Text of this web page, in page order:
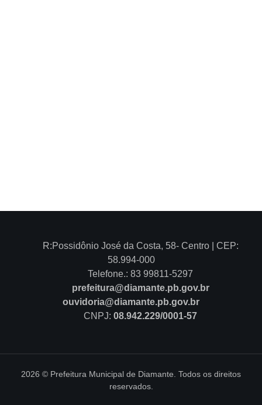
R:Possidônio José da Costa, 58- Centro | CEP:
58.994-000
Telefone.: 83 99811-5297
prefeitura@diamante.pb.gov.br
ouvidoria@diamante.pb.gov.br
CNPJ: 08.942.229/0001-57
2026 © Prefeitura Municipal de Diamante. Todos os direitos
reservados.